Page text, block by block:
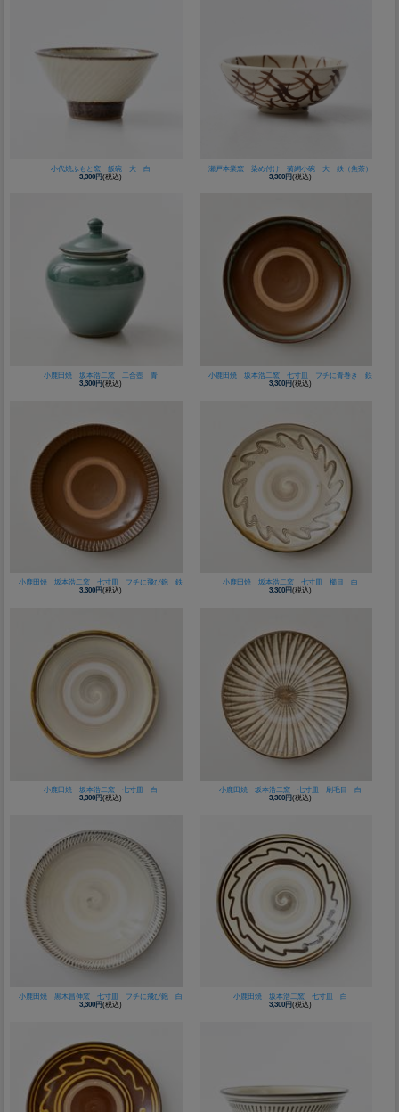
小代焼ふもと窯 飯碗 大 白
3,300円(税込)
瀬戸本業窯 染め付け 菊網小碗 大 鉄（焦茶）
3,300円(税込)
小鹿田焼 坂本浩二窯 二合壺 青
3,300円(税込)
小鹿田焼 坂本浩二窯 七寸皿 フチに青巻き 鉄
3,300円(税込)
小鹿田焼 坂本浩二窯 七寸皿 フチに飛び鉋 鉄
3,300円(税込)
小鹿田焼 坂本浩二窯 七寸皿 櫛目 白
3,300円(税込)
小鹿田焼 坂本浩二窯 七寸皿 白
3,300円(税込)
小鹿田焼 坂本浩二窯 七寸皿 刷毛目 白
3,300円(税込)
小鹿田焼 黒木昌伸窯 七寸皿 フチに飛び鉋 白
3,300円(税込)
小鹿田焼 坂本浩二窯 七寸皿 白
3,300円(税込)